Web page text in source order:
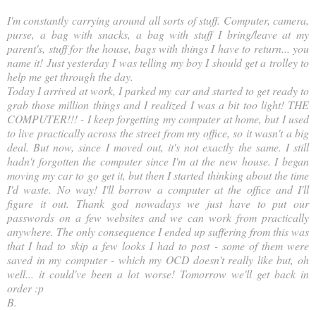
I'm constantly carrying around all sorts of stuff. Computer, camera,
purse, a bag with snacks, a bag with stuff I bring/leave at my
parent's, stuff for the house, bags with things I have to return... you
name it! Just yesterday I was telling my boy I should get a trolley to
help me get through the day.
Today I arrived at work, I parked my car and started to get ready to
grab those million things and I realized I was a bit too light! THE
COMPUTER!!! - I keep forgetting my computer at home, but I used
to live practically across the street from my office, so it wasn't a big
deal. But now, since I moved out, it's not exactly the same. I still
hadn't forgotten the computer since I'm at the new house. I began
moving my car to go get it, but then I started thinking about the time
I'd waste. No way! I'll borrow a computer at the office and I'll
figure it out. Thank god nowadays we just have to put our
passwords on a few websites and we can work from practically
anywhere. The only consequence I ended up suffering from this was
that I had to skip a few looks I had to post - some of them were
saved in my computer - which my OCD doesn't really like but, oh
well... it could've been a lot worse! Tomorrow we'll get back in
order :p
B.